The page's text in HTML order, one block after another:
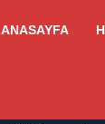
ANASAYFA